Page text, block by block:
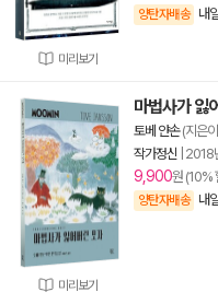
미리보기
양탄자배송 내
미리보기
마법사가 잃
토베 얀손(지은이
작가정신 2018
9,900원 (10%
양탄자배송 내